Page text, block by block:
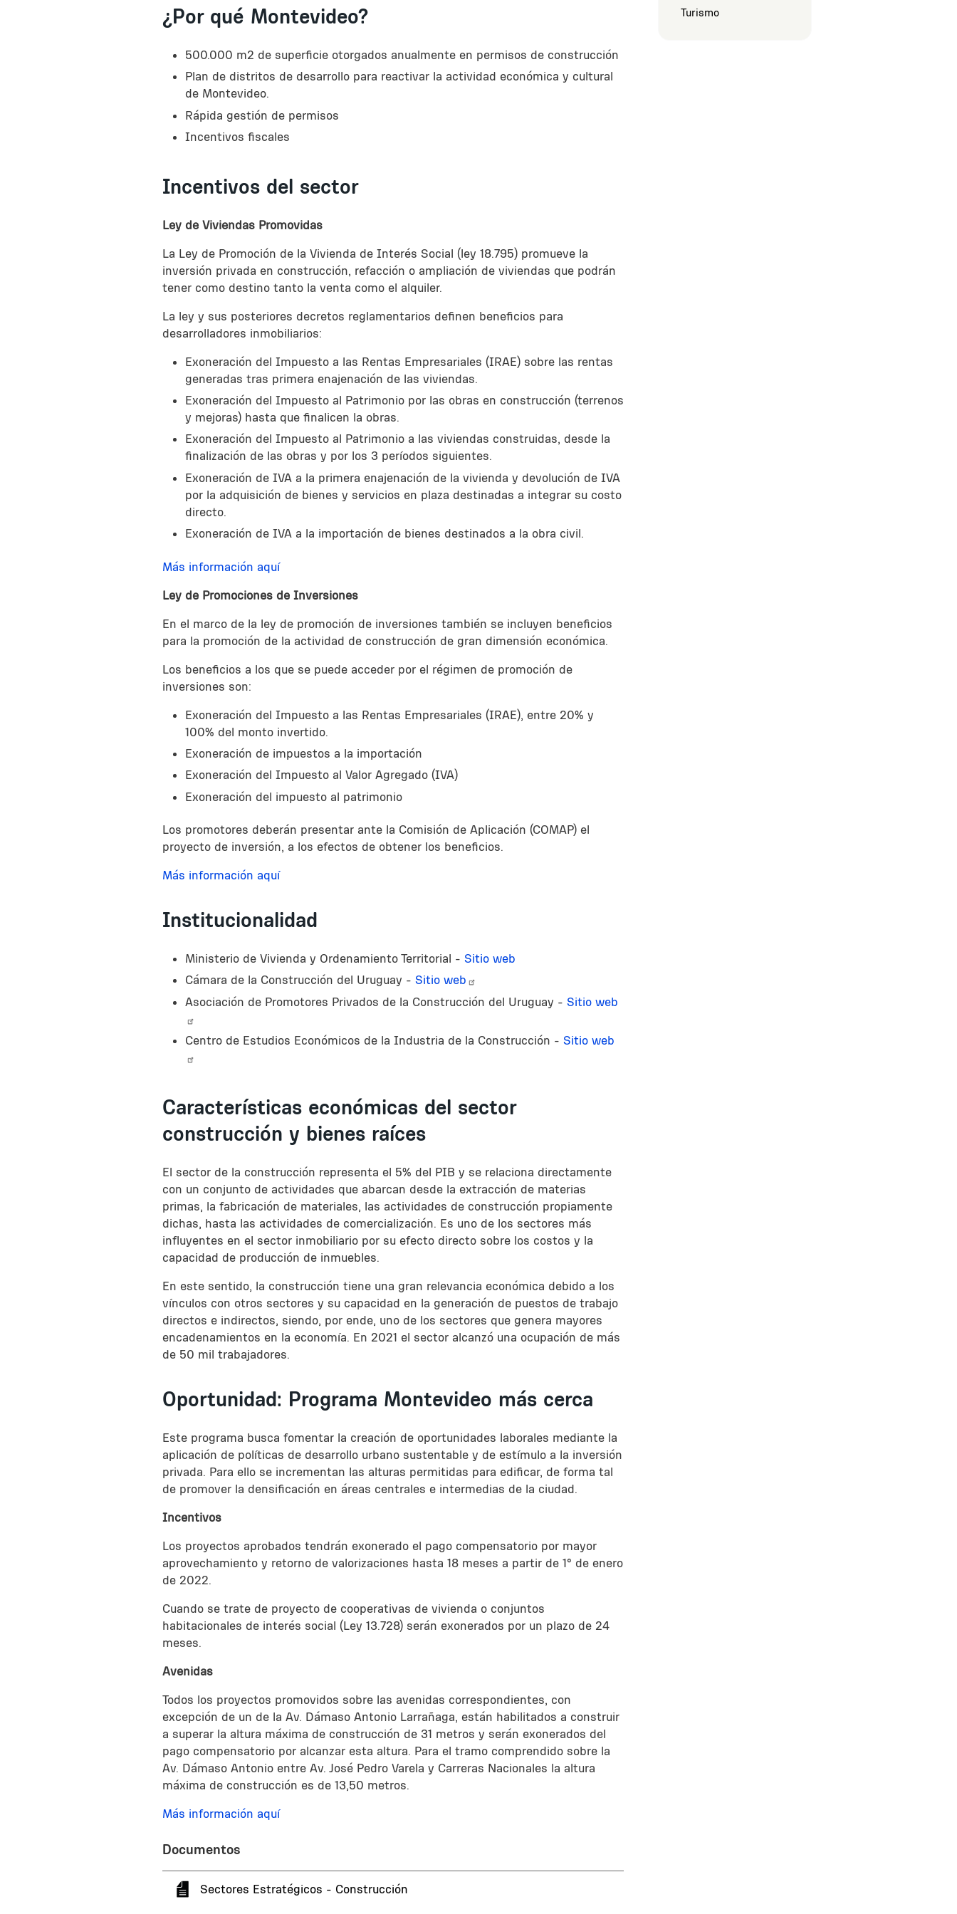
¿Por qué Montevideo?
500.000 m2 de superficie otorgados anualmente en permisos de construcción
Plan de distritos de desarrollo para reactivar la actividad económica y cultural
de Montevideo.
Rápida gestión de permisos
Incentivos fiscales
Incentivos del sector
Ley de Viviendas Promovidas
La Ley de Promoción de la Vivienda de Interés Social (ley 18.795) promueve la
inversión privada en construcción, refacción o ampliación de viviendas que podrán
tener como destino tanto la venta como el alquiler.
La ley y sus posteriores decretos reglamentarios definen beneficios para
desarrolladores inmobiliarios:
Exoneración del Impuesto a las Rentas Empresariales (IRAE) sobre las rentas
generadas tras primera enajenación de las viviendas.
Exoneración del Impuesto al Patrimonio por las obras en construcción (terrenos
y mejoras) hasta que finalicen la obras.
Exoneración del Impuesto al Patrimonio a las viviendas construidas, desde la
finalización de las obras y por los 3 períodos siguientes.
Exoneración de IVA a la primera enajenación de la vivienda y devolución de IVA
por la adquisición de bienes y servicios en plaza destinadas a integrar su costo
directo.
Exoneración de IVA a la importación de bienes destinados a la obra civil.
Más información aquí
Ley de Promociones de Inversiones
En el marco de la ley de promoción de inversiones también se incluyen beneficios
para la promoción de la actividad de construcción de gran dimensión económica.
Los beneficios a los que se puede acceder por el régimen de promoción de
inversiones son:
Exoneración del Impuesto a las Rentas Empresariales (IRAE), entre 20% y
100% del monto invertido.
Exoneración de impuestos a la importación
Exoneración del Impuesto al Valor Agregado (IVA)
Exoneración del impuesto al patrimonio
Los promotores deberán presentar ante la Comisión de Aplicación (COMAP) el
proyecto de inversión, a los efectos de obtener los beneficios.
Más información aquí
Institucionalidad
Ministerio de Vivienda y Ordenamiento Territorial - Sitio web
Cámara de la Construcción del Uruguay - Sitio web
Asociación de Promotores Privados de la Construcción del Uruguay - Sitio web
Centro de Estudios Económicos de la Industria de la Construcción - Sitio web
Características económicas del sector
construcción y bienes raíces
El sector de la construcción representa el 5% del PIB y se relaciona directamente
con un conjunto de actividades que abarcan desde la extracción de materias
primas, la fabricación de materiales, las actividades de construcción propiamente
dichas, hasta las actividades de comercialización. Es uno de los sectores más
influyentes en el sector inmobiliario por su efecto directo sobre los costos y la
capacidad de producción de inmuebles.
En este sentido, la construcción tiene una gran relevancia económica debido a los
vínculos con otros sectores y su capacidad en la generación de puestos de trabajo
directos e indirectos, siendo, por ende, uno de los sectores que genera mayores
encadenamientos en la economía. En 2021 el sector alcanzó una ocupación de más
de 50 mil trabajadores.
Oportunidad: Programa Montevideo más cerca
Este programa busca fomentar la creación de oportunidades laborales mediante la
aplicación de políticas de desarrollo urbano sustentable y de estímulo a la inversión
privada. Para ello se incrementan las alturas permitidas para edificar, de forma tal
de promover la densificación en áreas centrales e intermedias de la ciudad.
Incentivos
Los proyectos aprobados tendrán exonerado el pago compensatorio por mayor
aprovechamiento y retorno de valorizaciones hasta 18 meses a partir de 1° de enero
de 2022.
Cuando se trate de proyecto de cooperativas de vivienda o conjuntos
habitacionales de interés social (Ley 13.728) serán exonerados por un plazo de 24
meses.
Avenidas
Todos los proyectos promovidos sobre las avenidas correspondientes, con
excepción de un de la Av. Dámaso Antonio Larrañaga, están habilitados a construir
a superar la altura máxima de construcción de 31 metros y serán exonerados del
pago compensatorio por alcanzar esta altura. Para el tramo comprendido sobre la
Av. Dámaso Antonio entre Av. José Pedro Varela y Carreras Nacionales la altura
máxima de construcción es de 13,50 metros.
Más información aquí
Documentos
Sectores Estratégicos - Construcción
Turismo